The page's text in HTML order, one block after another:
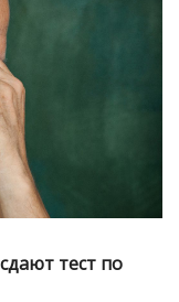
тест по